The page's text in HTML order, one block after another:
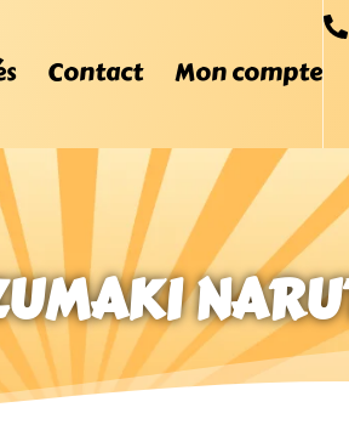
Contact Mon compte